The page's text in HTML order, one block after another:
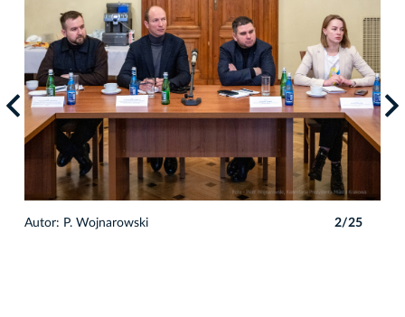
Autor: P. Wojnarowski 2/25